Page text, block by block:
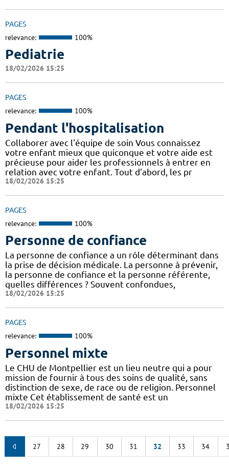
PAGES
relevance: 100%
Pediatrie
18/02/2026 15:25
PAGES
relevance: 100%
Pendant l'hospitalisation
Collaborer avec l'équipe de soin Vous connaissez
votre enfant mieux que quiconque et votre aide est
précieuse pour aider les professionnels à entrer en
relation avec votre enfant. Tout d'abord, les pr
18/02/2026 15:25
PAGES
relevance: 100%
Personne de confiance
La personne de confiance a un rôle déterminant dans
la prise de décision médicale. La personne à prévenir,
la personne de confiance et la personne référente,
quelles différences ? Souvent confondues,
18/02/2026 15:25
PAGES
relevance: 100%
Personnel mixte
Le CHU de Montpellier est un lieu neutre qui a pour
mission de fournir à tous des soins de qualité, sans
distinction de sexe, de race ou de religion. Personnel
mixte Cet établissement de santé est un
18/02/2026 15:25
27 28 29 30 31 32 33 34